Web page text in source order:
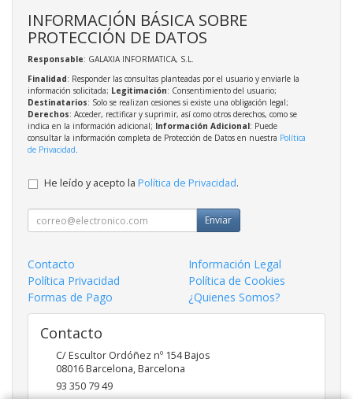
INFORMACIÓN BÁSICA SOBRE
PROTECCIÓN DE DATOS
Responsable: GALAXIA INFORMATICA, S.L.
Finalidad: Responder las consultas planteadas por el usuario y enviarle la
información solicitada; Legitimación: Consentimiento del usuario;
Destinatarios: Solo se realizan cesiones si existe una obligación legal;
Derechos: Acceder, rectificar y suprimir, así como otros derechos, como se
indica en la información adicional; Información Adicional: Puede
consultar la información completa de Protección de Datos en nuestra Política
de Privacidad.
He leído y acepto la Política de Privacidad.
Enviar
Contacto
Información Legal
Política Privacidad
Política de Cookies
Formas de Pago
¿Quienes Somos?
Contacto
C/ Escultor Ordóñez nº 154 Bajos
08016Barcelona,Barcelona
93 350 79 49